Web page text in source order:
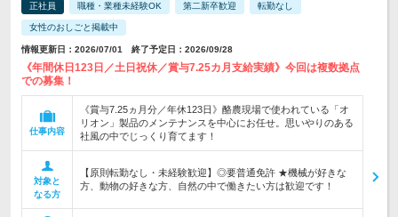
正社員 職種・業種未経験OK 第二新卒歓迎 転勤なし
女性のおしごと掲載中
情報更新日：2026/07/01 終了予定日：2026/09/28
《年間休日123日／土日祝休／賞与7.25カ月支給実績》今回は複数拠点
での募集！
仕事内容
《賞与7.25ヵ月分／年休123日》酪農現場で使われている「オ
リオン」製品のメンテナンスを中心にお任せ。思いやりのある
社風の中でじっくり育てます！
対象と
なる方
【原則転勤なし・未経験歓迎】◎要普通免許 ★機械が好きな
方、動物の好きな方、自然の中で働きたい方は歓迎です！